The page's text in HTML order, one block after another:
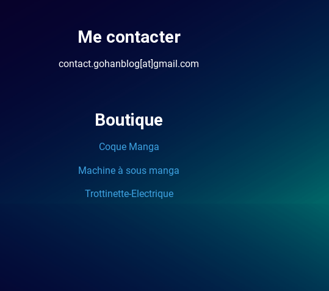
Me contacter
contact.gohanblog[at]gmail.com
Boutique
Coque Manga
Machine à sous manga
Trottinette-Electrique